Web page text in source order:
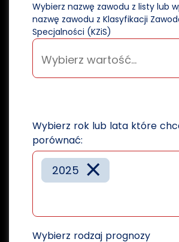
Wybierz nazwę zawodu z listy lub
nazwę zawodu z Klasyfikacji
Specjalności (KZiS)
Wybierz rok lub lata które
porównać:
×
2025
Wybierz rodzaj prognozy